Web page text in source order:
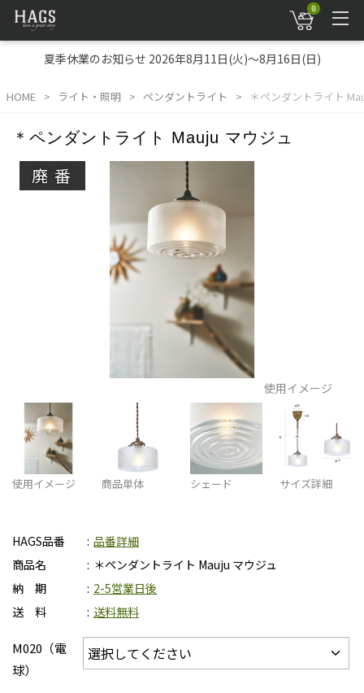
0
夏季休業のお知らせ 2026年8月11日(火)～8月16日(日)
HOME ライト・照明 ペンダントライト ＊ペンダントライト
＊ペンダントライト Mauju マウジュ
廃番
使用イメージ
使用イメージ 商品単体 シェード サイズ詳細
HAGS品番
品番詳細
商品名
＊ペンダントライト Mauju マウジュ
納 期
2-5営業日後
送 料
送料無料
M020（電
球）